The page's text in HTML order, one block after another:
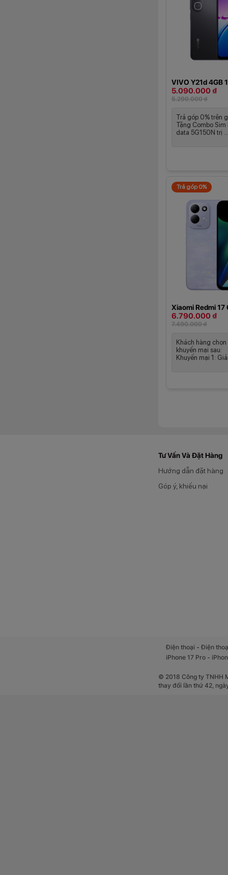
VIVO Y21d 4GB
5.090.000 ₫
5.290.000 ₫
Trả góp 0% trên
Tặng Combo
data 5G150N trị ...
Trả góp 0%
Xiaomi Redmi 17
6.790.000 ₫
7.490.000 ₫
Khách hàng
khuyến mại sau:
Khuyến mại 1:
Tư Vấn Và Đặt Hàng
Hướng dẫn đặt hàng
Góp ý, khiếu nại
Điện thoại -Điện
iPhone 17 Pro -
© 2018 Công ty TNHH
thay đổi lần thứ 42,